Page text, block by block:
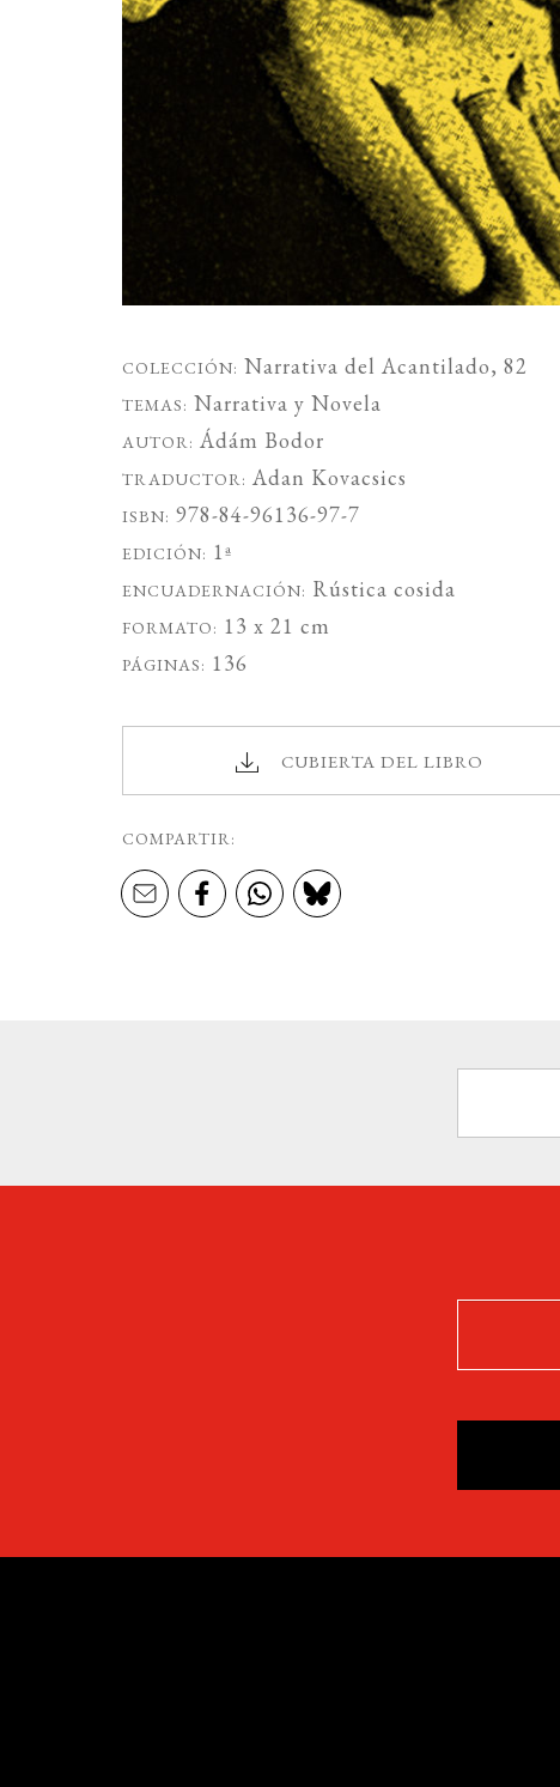
COLECCIÓN: Narrativa del Acantilado, 82
TEMAS: Narrativa yNovela
AUTOR: Ádám Bodor
TRADUCTOR: Adan Kovacsics
ISBN: 978-84-96136-97-7
EDICIÓN: 1ª
ENCUADERNACIÓN: Rústica cosida
FORMATO: 13 x 21 cm
PÁGINAS: 136
CUBIERTA DEL LIBRO
COMPARTIR: